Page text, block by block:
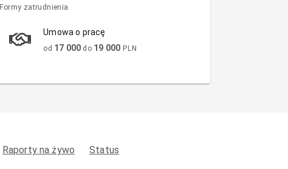
Formy zatrudnienia
Umowa o pracę
od 17 000 do 19 000 PLN
Raporty na żywo Status